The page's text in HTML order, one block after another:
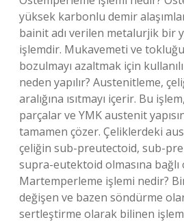
yüksek karbonlu demir
bainit adı verilen metalurjik bir
işlemdir. Mukavemeti ve
bozulmayı azaltmak için
neden yapılır? Austenitleme,
aralığına ısıtmayı içerir. Bu
parçalar ve YMK austenit
tamamen çözer. Çeliklerdeki
çeliğin sub-preutectoid, sub-
supra-eutektoid olmasına bağlı
Martemperleme işlemi nedir?
değişen ve bazen söndürme
sertleştirme olarak bilinen